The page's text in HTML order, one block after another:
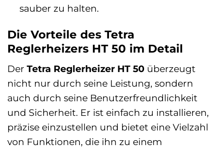
sauber zu halten.
Die Vorteile des Tetra
Reglerheizers HT 50 im Detail
Der Tetra Reglerheizer HT 50 überzeugt
nicht nur durch seine Leistung, sondern
auch durch seine Benutzerfreundlichkeit
und Sicherheit. Er ist einfach zu installieren,
präzise einzustellen und bietet eine Vielzahl
von Funktionen, die ihn zu einem